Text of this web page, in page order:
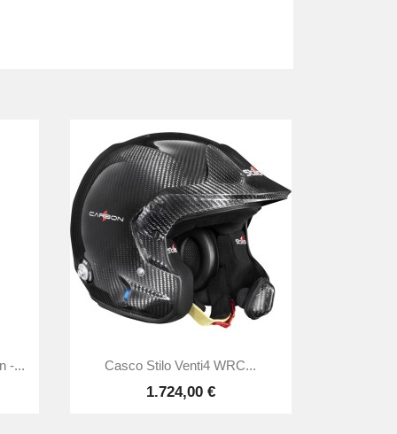
-... Vista rápida
Casco Stilo Venti4 WRC...
1.724,00 €